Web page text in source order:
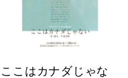
ここはカナダじゃな